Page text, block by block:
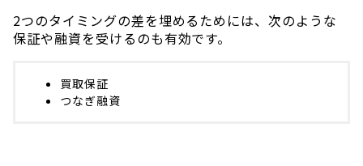
2つのタイミングの差を埋めるためには、次のような
保証や融資を受けるのも有効です。
買取保証
つなぎ融資